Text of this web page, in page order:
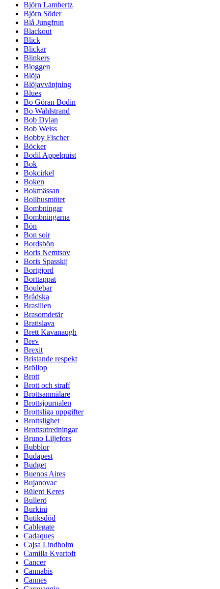
Björn Lambertz
Björn Söder
Blå Jungfrun
Blackout
Blick
Blickar
Blinkers
Bloggen
Blöja
Blöjavvänjning
Blues
Bo Göran Bodin
Bo Wahlstrand
Bob Dylan
Bob Weiss
Bobby Fischer
Böcker
Bodil Appelquist
Bok
Bokcirkel
Boken
Bokmässan
Bollhusmötet
Bombningar
Bombningarna
Bön
Bon soir
Bordsbön
Boris Nemtsov
Boris Spasskij
Bortgjord
Borttappat
Boulebar
Brådska
Brasilien
Brasomdetär
Bratislava
Brett Kavanaugh
Brev
Brexit
Bristande respekt
Bröllop
Brott
Brott och straff
Brottsanmälare
Brottsjournalen
Brottsliga uppgifter
Brottslighet
Brottsutredningar
Bruno Liljefors
Bubblor
Budapest
Budget
Buenos Aires
Bujanovac
Bülent Keres
Bullerö
Burkini
Butiksdöd
Cablegate
Cadaques
Cajsa Lindholm
Camilla Kvartoft
Cancer
Cannabis
Cannes